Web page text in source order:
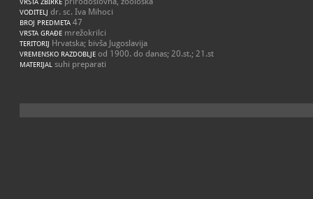
VRSTA ZBIRKE
VODITELJ dr. sc. Iva Mihoci
BROJ PREDMETA 47
VRSTA GRAĐE mrežokrilci
TERITORIJ Hrvatska; bivša Jugoslavija
VREMENSKO RAZDOBLJE od 1900. do danas; 20.st.; 21.st
MATERIJAL suhi preparati